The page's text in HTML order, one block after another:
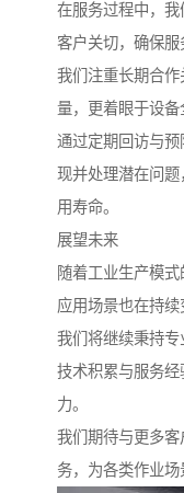
在服务过程中，
客户关切，确保服
我们注重长期合
量，更着眼于设备
通过定期回访与
现并处理潜在问
用寿命。
展望未来
随着工业生产模
应用场景也在持续
我们将继续秉持
技术积累与服务
力。
我们期待与更多
务，为各类作业场